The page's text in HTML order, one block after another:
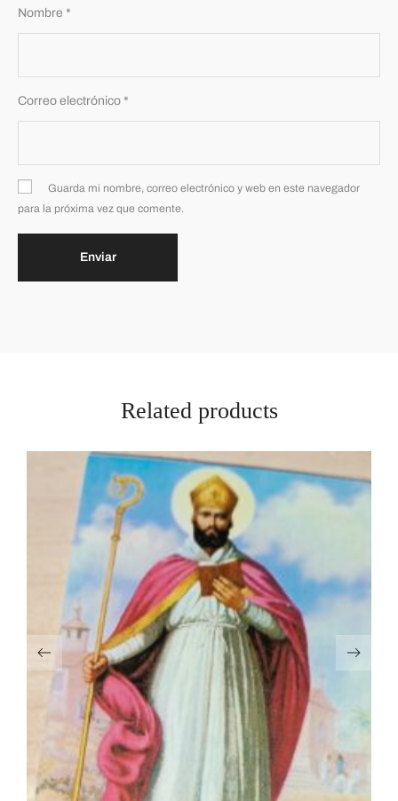
Nombre *
Correo electrónico *
Guarda mi nombre, correo electrónico y web en este navegador
para la próxima vez que comente.
Related products